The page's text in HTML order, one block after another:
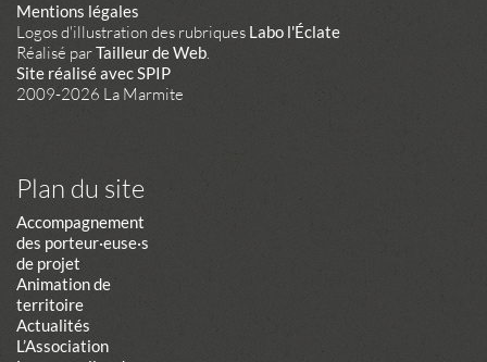
Mentions légales
Logos d'illustration des rubriques Labo l'Éclate
Réalisé parTailleur de Web.
Site réalisé avec SPIP
2009-2026 La Marmite
Plan du site
Accompagnement
des porteur·euse·s
de projet
Animation de
territoire
Actualités
L’Association